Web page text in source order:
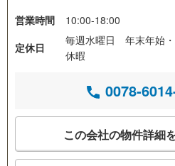
営業時間
10:00-18:00
定休日
毎週水曜日 年末年始
休暇
0078-
この会社の物件詳細